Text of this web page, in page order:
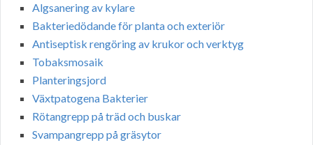
Algsanering av kylare
Bakteriedödande för planta och exteriör
Antiseptisk rengöring av krukor och verktyg
Tobaksmosaik
Planteringsjord
Växtpatogena Bakterier
Rötangrepp på träd och buskar
Svampangrepp på gräsytor